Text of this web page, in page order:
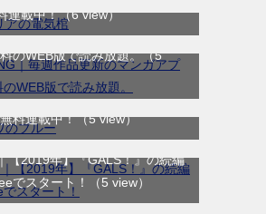
連載中！（6 view）
｜毎週作品更新のマンガアプ
のWEB版で読み放題。（5
ブルー｜最新刊第5巻！妻の不
物語の結末やいかに！マンガ
料連載中！（5 view）
【2019年】『GALS！』の続編
でスタート！
（5 view）
6巻完結！サンデーうぇぶりで